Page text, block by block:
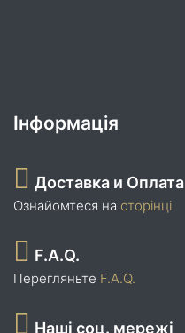
Інформація
Доставка и Оплата
Ознайомтеся на сторінці
F.A.Q.
Перегляньте F.A.Q.
Наші соц. мережі